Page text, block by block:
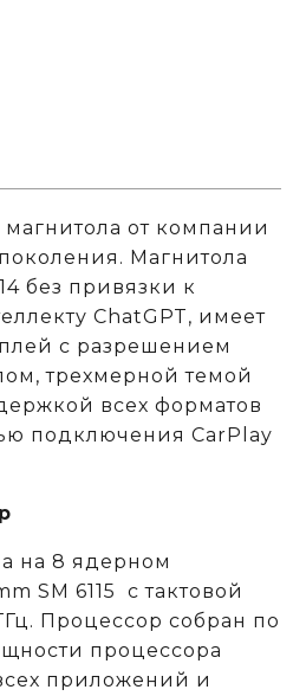
магнитола от компании
Магнитола
без привязки к
ChatGPT, имеет
с разрешением
трехмерной темой
всех форматов
подключения CarPlay
на 8 ядерном
SM 6115
c тактовой
Процессор собран по
процессора
приложений и